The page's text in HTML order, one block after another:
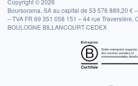
Copyright © 2026
Boursorama, SA au capital de 53 576 889,20 €
– TVA FR 69 351 058 151 – 44 rue Traversière,
BOULOGNE BILLANCOURT CEDEX